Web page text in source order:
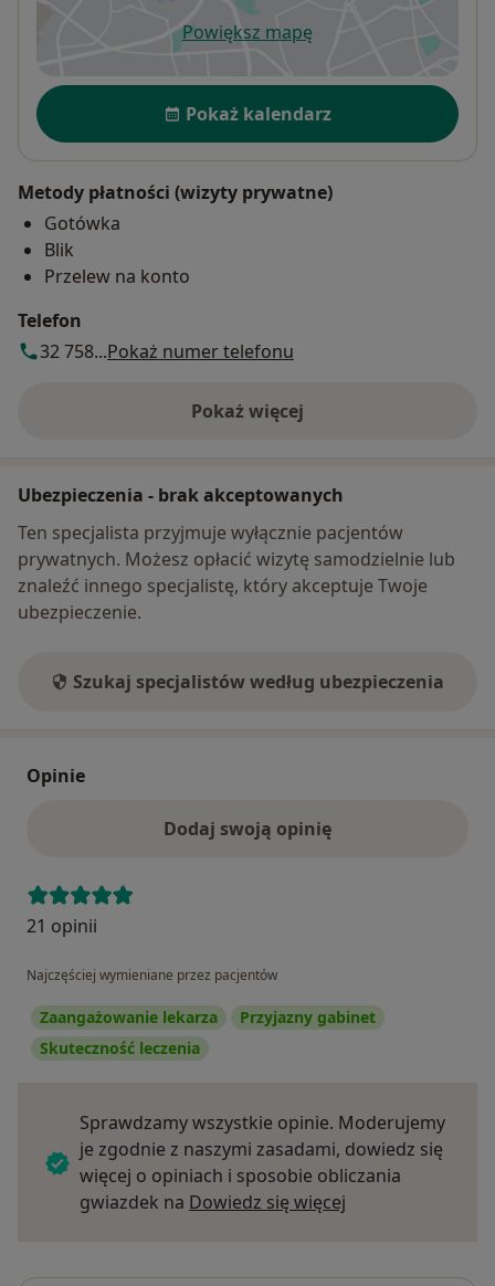
Powiększ mapęotwiera się w nowej karcie
Dostępność
Pokaż kalendarz
Metody płatności (wizyty prywatne)
Gotówka
Blik
Przelew na konto
Telefon
32 758...Pokaż numer telefonu
Pokaż więcej
o adresie
Ubezpieczenia - brak akceptowanych
Ten specjalista przyjmuje wyłącznie pacjentów
prywatnych. Możesz opłacić wizytę samodzielnie lub
znaleźć innego specjalistę, który akceptuje Twoje
ubezpieczenie.
Szukaj specjalistów według ubezpieczenia
Opinie
Dodaj swoją opinię
21 opinii
Najczęściej wymieniane przez pacjentów
Zaangażowanie lekarza
Przyjazny gabinet
Skuteczność leczenia
Sprawdzamy wszystkie opinie. Moderujemy
je zgodnie z naszymi zasadami, dowiedz się
więcej o opiniach i sposobie obliczania
gwiazdek na Dowiedz się więcej